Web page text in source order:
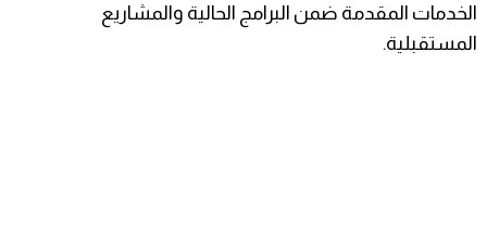
الخدمات المقدمة ضمن البرامج الحالية والمشاريع
المستقبلية.